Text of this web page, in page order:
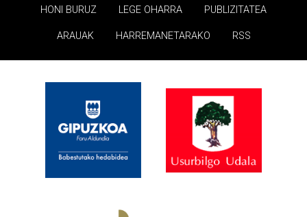
HONI BURUZ LEGE OHARRA PUBLIZITATEA
ARAUAK HARREMANETARAKO RSS